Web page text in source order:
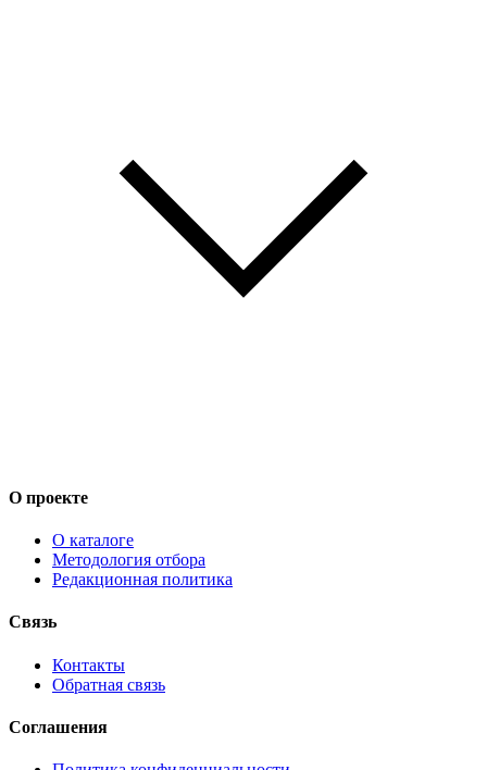
О проекте
О каталоге
Методология отбора
Редакционная политика
Связь
Контакты
Обратная связь
Соглашения